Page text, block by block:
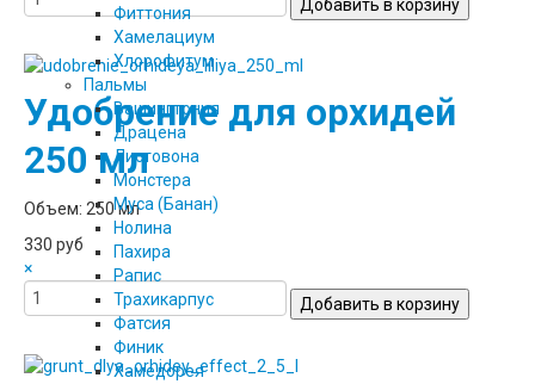
Фиттония
Хамелациум
Хлорофитум
Пальмы
Вашингтония
Драцена
Листовона
Монстера
Муса (Банан)
Нолина
Пахира
Рапис
Трахикарпус
Фатсия
Финик
Хамедорея
Удобрение для орхидей
250 мл
Объем: 250 мл
330 руб
×